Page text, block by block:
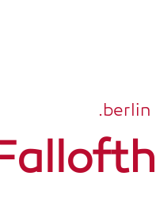
.ber­lin